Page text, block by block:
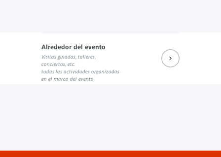
Alrededor del evento
Visitas guiadas, talleres,
conciertos, etc.
todas las actividades organizadas
en el marco del evento